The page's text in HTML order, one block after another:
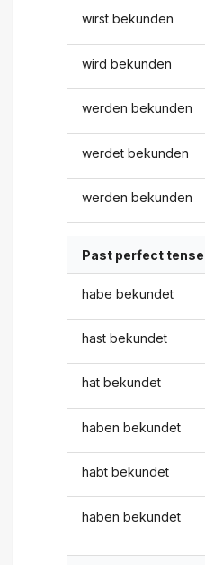
wirst bekunden
wird bekunden
werden bekunden
werdet bekunden
werden bekunden
Past perfect tense
habe bekundet
hast bekundet
hat bekundet
haben bekundet
habt bekundet
haben bekundet